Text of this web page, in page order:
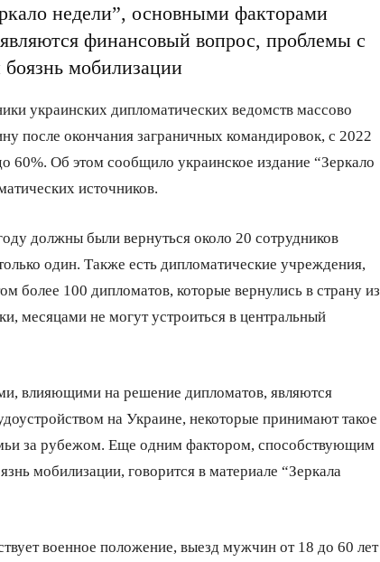
недели”, основными факторами
финансовый вопрос, проблемы с
боязнь мобилизации
украинских дипломатических ведомств массово
после окончания заграничных командировок, с 2022
60%. Об этом сообщило украинское издание “Зеркало
источников.
должны были вернуться около 20 сотрудников
один. Также есть дипломатические учреждения,
более 100 дипломатов, которые вернулись в страну из
месяцами не могут устроиться в центральный
влияющими на решение дипломатов, являются
на Украине, некоторые принимают такое
за рубежом. Еще одним фактором, способствующим
мобилизации, говорится в материале “Зеркала
военное положение, выезд мужчин от 18 до 60 лет